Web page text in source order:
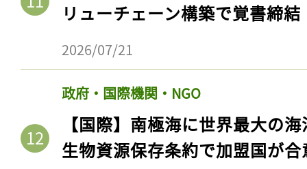
リューチェーン構築で覚書締結
2026/07/21
政府・国際機関・NGO
【国際】南極海に世界最大の
生物資源保存条約で加盟国が合